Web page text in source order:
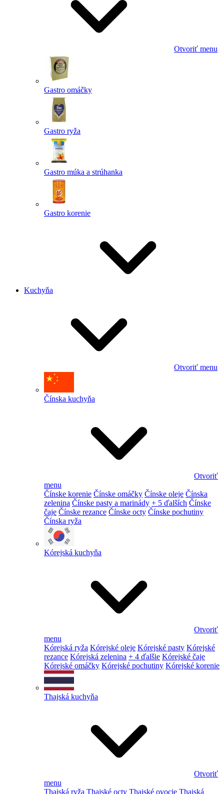
Otvoriť menu
Gastro omáčky
Gastro ryža
Gastro múka a strúhanka
Gastro korenie
Kuchyňa
Otvoriť menu
Čínska kuchyňa
Otvoriť
menu
Čínske korenie Čínske omáčky Čínske oleje Čínska
zelenina Čínske pasty a marinády + 5 ďalších Čínske
čaje Čínske rezance Čínske octy Čínske pochutiny
Čínska ryža
Kórejská kuchyňa
Otvoriť
menu
Kórejská ryža Kórejské oleje Kórejské pasty Kórejské
rezance Kórejská zelenina + 4 ďalšie Kórejské čaje
Kórejské omáčky Kórejské pochutiny Kórejské korenie
Thajská kuchyňa
Otvoriť
menu
Thajská ryža Thajské octy Thajské ovocie Thajská